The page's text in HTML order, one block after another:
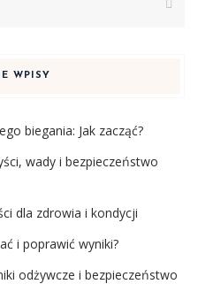
WPISY
biegania: Jak zacząć?
wady i bezpieczeństwo
dla zdrowia i kondycji
i poprawić wyniki?
odżywcze i bezpieczeństwo